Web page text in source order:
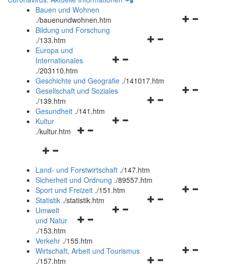
Bauen und Wohnen
./bauenundwohnen.htm
Navigationsmenü
Bildung und Forschung
./133.htm
Navigationsmenü
und
schließen
Europa und
Internationales
./203110.htm
Geschichte und Geografie ./141017.htm
Navigationsmenü
Gesellschaft und Soziales
./139.htm
Navigationsmenü
Gesundheit ./141.htm
Navigationsmenü
Kultur
./kultur.htm
Navigationsmenü
und
schließen
Land- und Forstwirtschaft ./147.htm
Sicherheit und Ordnung ./89557.htm
Navigationsmenü
Sport und Freizeit ./151.htm
Navigationsmenü
Statistik ./statistik.htm
Navigationsmenü
und
schließen
Umwelt
und Natur
./153.htm
Verkehr ./155.htm
Navigationsmenü
Wirtschaft, Arbeit und Tourismus
./157.htm